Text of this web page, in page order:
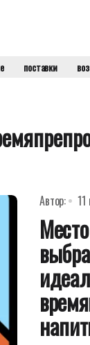
поставки
Автор: